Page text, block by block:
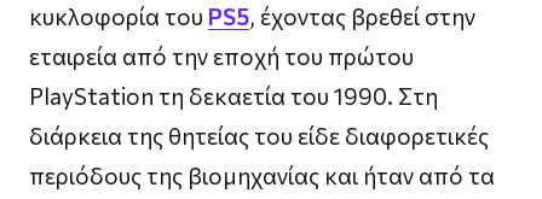
κυκλοφορία του PS5, έχοντας βρεθεί στην
εταιρεία από την εποχή του πρώτου
PlayStation τη δεκαετία του 1990. Στη
διάρκεια της θητείας του είδε διαφορετικές
περιόδους της βιομηχανίας και ήταν από τα